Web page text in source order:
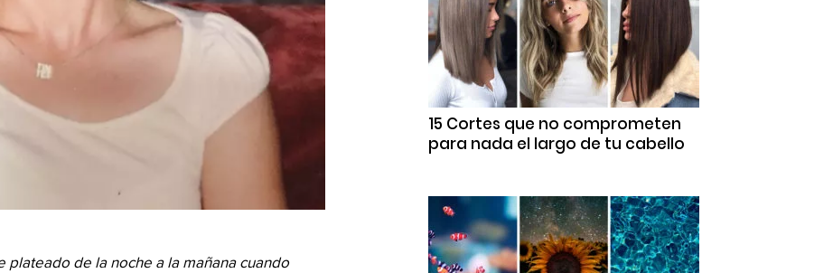
de la noche a la mañana cuando
15 Cortes que no comprometen
para nada el largo de tu cabello